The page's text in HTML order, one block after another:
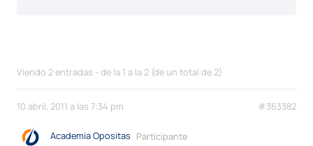
Viendo 2 entradas - de la 1 a la 2 (de un total de 2)
10 abril, 2011 a las 7:34 pm #363382
Academia Opositas Participante